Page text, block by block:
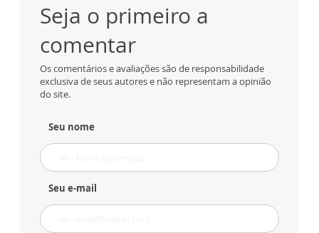
Seja o primeiro a
comentar
Os comentários e avaliações são de responsabilidade
exclusiva de seus autores e não representam a opinião
do site.
Seu nome
Seu e-mail